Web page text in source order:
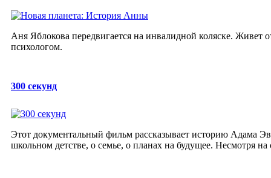
Аня Яблокова передвигается на инвалидной коляске. Живет
психологом.
300 секунд
Этот документальный фильм рассказывает историю Адама
школьном детстве, о семье, о планах на будущее. Несмотря